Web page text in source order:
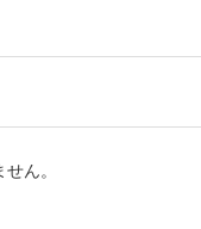
ん。